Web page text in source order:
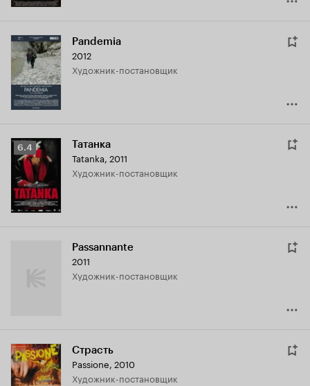
Pandemia
2012
Художник-постановщик
Рейтинг
Кинопоиска
6.4
6.4 Татанка
Tatanka, 2011
Художник-постановщик
Passannante
2011
Художник-постановщик
Страсть
Passione, 2010
Художник-постановщик